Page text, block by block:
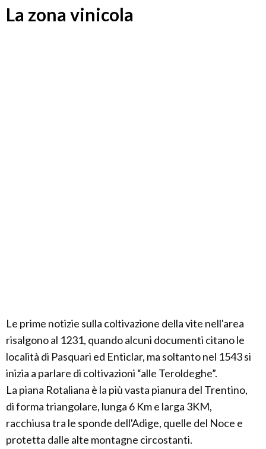
La zona vinicola
Le prime notizie sulla coltivazione della vite nell'area
risalgono al 1231, quando alcuni documenti citano le
località di Pasquari ed Enticlar, ma soltanto nel 1543 si
inizia a parlare di coltivazioni “alle Teroldeghe”.
La piana Rotaliana è la più vasta pianura del Trentino,
di forma triangolare, lunga 6 Km e larga 3KM,
racchiusa tra le sponde dell'Adige, quelle del Noce e
protetta dalle alte montagne circostanti.